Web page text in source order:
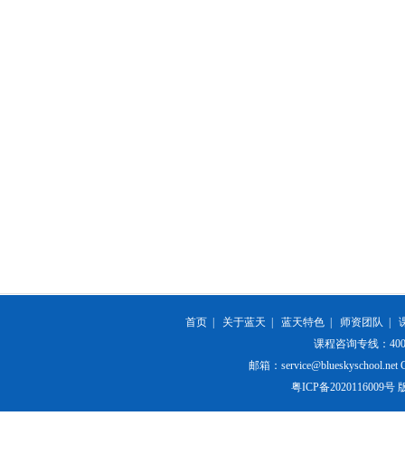
首页 关于蓝天 蓝天特色 师资团队
课程咨询专线：
邮箱：service@blueskyschool.net
粤ICP备2020116009号